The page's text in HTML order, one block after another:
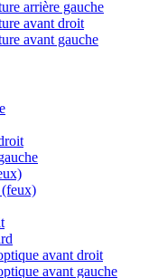
arrière gauche
avant droit
avant gauche
avant droit
avant gauche